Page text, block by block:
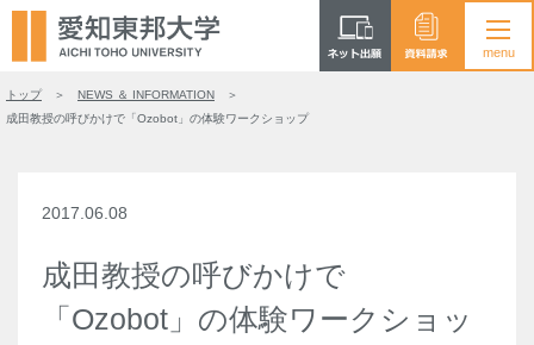
トップ
NEWS ＆ INFORMATION
成田教授の呼びかけで「Ozobot」の体験ワークショップ
2017.06.08
成田教授の呼びかけで
「Ozobot」の体験ワークショッ